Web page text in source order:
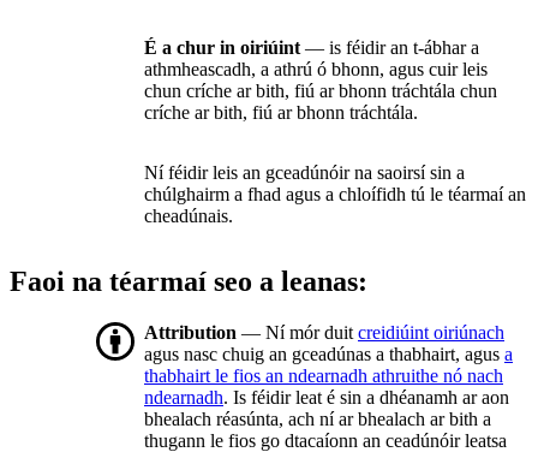
É a chur in oiriúint — is féidir an t-ábhar a
athmheascadh, a athrú ó bhonn, agus cuir leis
chun críche ar bith, fiú ar bhonn tráchtála chun
críche ar bith, fiú ar bhonn tráchtála.
Ní féidir leis an gceadúnóir na saoirsí sin a
chúlghairm a fhad agus a chloífidh tú le téarmaí an
cheadúnais.
Faoi na téarmaí seo a leanas:
Attribution — Ní mór duit creidiúint oiriúnach
agus nasc chuig an gceadúnas a thabhairt, agus a
thabhairt le fios an ndearnadh athruithe nó nach
ndearnadh. Is féidir leat é sin a dhéanamh ar aon
bhealach réasúnta, ach ní ar bhealach ar bith a
thugann le fios go dtacaíonn an ceadúnóir leatsa